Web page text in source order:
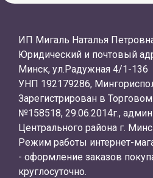
ИП Мигаль Наталья
Юридический и почтовый
Минск, ул.Радужная 4/1-136
УНП 192179286,
Зарегистрирован в
№158518, 29.06.2014г.,
Центрального района г.
Режим работы интернет-
- оформление заказов
круглосуточно.